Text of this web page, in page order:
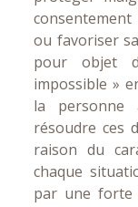
ou favoriser
pour objet
impossible »
la personne
résoudre ces
raison du
chaque
par une forte